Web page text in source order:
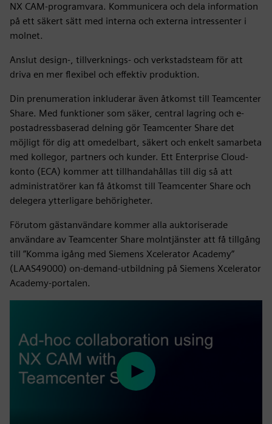
NX CAM-programvara. Kommunicera och dela information
på ett säkert sätt med interna och externa intressenter i
molnet.
Anslut design-, tillverknings- och verkstadsteam för att
driva en mer flexibel och effektiv produktion.
Din prenumeration inkluderar även åtkomst till Teamcenter
Share. Med funktioner som säker, central lagring och e-
postadressbaserad delning gör Teamcenter Share det
möjligt för dig att omedelbart, säkert och enkelt samarbeta
med kollegor, partners och kunder. Ett Enterprise Cloud-
konto (ECA) kommer att tillhandahållas till dig så att
administratörer kan få åtkomst till Teamcenter Share och
delegera ytterligare behörigheter.
Förutom gästanvändare kommer alla auktoriserade
användare av Teamcenter Share molntjänster att få tillgång
till ”Komma igång med Siemens Xcelerator Academy”
(LAAS49000) on-demand-utbildning på Siemens Xcelerator
Academy-portalen.
Play